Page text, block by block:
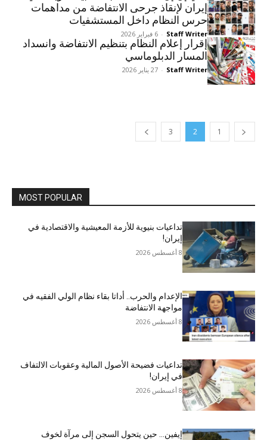
إيران لإنقاذ جرحى الانتفاضة من مداهمات
حرس النظام داخل المستشفيات
Staff Writer
- 6 فبراير 2026
إقرار إعلام النظام بتنظيم الانتفاضة وانسداد
المسار الدبلوماسي
Staff Writer
- 27 يناير 2026
1
2
3
MOST POPULAR
تداعيات بنيوية للأزمة المعيشية والاقتصادية في
إيران!
8 أغسطس 2026
الإعدام والحرب.. أداتا بقاء نظام الولي الفقيه في
مواجهة الانتفاضة
8 أغسطس 2026
تداعيات فضيحة الأصول المالية وعقوبات الالتفاف
في إيران!
8 أغسطس 2026
إيفين… حين يتحول السجن إلى مرآة لخوف